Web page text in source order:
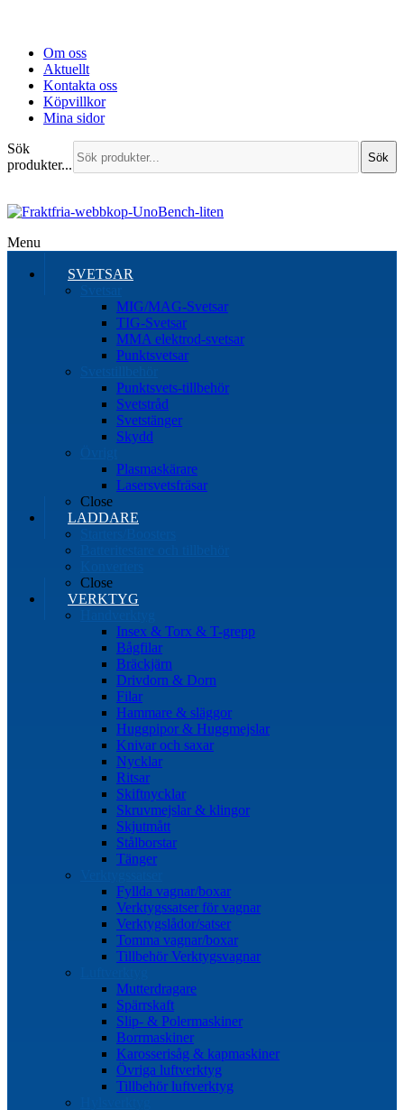
Om oss
Aktuellt
Kontakta oss
Köpvillkor
Mina sidor
Sök
produkter...
Sök
Menu
SVETSAR
MIG/MAG-Svetsar
TIG-Svetsar
MMA elektrod-svetsar
Punktsvetsar
Punktsvets-tillbehör
Svetstråd
Svetstänger
Skydd
Plasmaskärare
Lasersvetsfräsar
Close
LADDARE
Close
VERKTYG
Insex & Torx & T-grepp
Bågfilar
Bräckjärn
Drivdorn & Dorn
Filar
Hammare & släggor
Huggpipor & Huggmejslar
Knivar och saxar
Nycklar
Ritsar
Skiftnycklar
Skruvmejslar & klingor
Skjutmått
Stålborstar
Tänger
Fyllda vagnar/boxar
Verktygssatser för vagnar
Verktygslådor/satser
Tomma vagnar/boxar
Tillbehör Verktygsvagnar
Mutterdragare
Spärrskaft
Slip- & Polermaskiner
Borrmaskiner
Karosserisåg & kapmaskiner
Övriga luftverktyg
Tillbehör luftverktyg